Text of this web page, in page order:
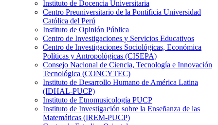
Instituto de Docencia Universitaria
Centro Preuniversitario de la Pontificia Universidad
Católica del Perú
Instituto de Opinión Pública
Centro de Investigaciones y Servicios Educativos
Centro de Investigaciones Sociológicas, Económica
Políticas y Antropológicas (CISEPA)
Consejo Nacional de Ciencia, Tecnología e Innovación
Tecnológica (CONCYTEC)
Instituto de Desarrollo Humano de América Latina
(IDHAL-PUCP)
Instituto de Etnomusicología PUCP
Instituto de Investigación sobre la Enseñanza de las
Matemáticas (IREM-PUCP)